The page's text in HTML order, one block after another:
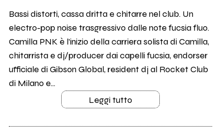
Bassi distorti, cassa dritta e chitarre nel club. Un
electro-pop noise trasgressivo dalle note fucsia fluo.
Camilla PNK è l’inizio della carriera solista di Camilla,
chitarrista e dj/producer dai capelli fucsia, endorser
ufficiale di Gibson Global, resident dj al Rocket Club
di Milano e...
Leggi tutto